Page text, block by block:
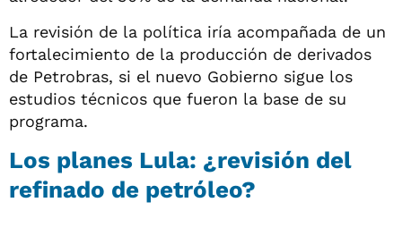
La revisión de la política iría acompañada de un
fortalecimiento de la producción de derivados
de Petrobras, si el nuevo Gobierno sigue los
estudios técnicos que fueron la base de su
programa.
Los planes Lula: ¿revisión del
refinado de petróleo?